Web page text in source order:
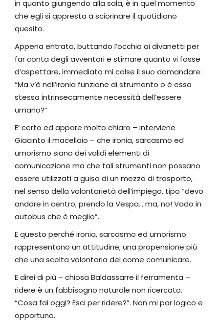
in quanto giungendo alla sala, è in quel momento
che egli si appresta a sciorinare il quotidiano
quesito.
Appena entrato, buttando l’occhio ai divanetti per
far conta degli avventori e stimare quanto vi fosse
d’aspettare, immediato mi colse il suo domandare:
“Ma v’è nell’ironia funzione di strumento o è essa
stessa intrinsecamente necessità dell’essere
umano?”
E’ certo ed appare molto chiaro – interviene
Giacinto il macellaio – che ironia, sarcasmo ed
umorismo siano dei validi elementi di
comunicazione ma che tali strumenti non possano
essere utilizzati a guisa di un mezzo di trasporto,
nel senso della volontarietà dell’impiego, tipo “devo
andare in centro, prendo la Vespa… ma, no! Vado in
autobus che è meglio”.
E questo perché ironia, sarcasmo ed umorismo
rappresentano un attitudine, una propensione più
che una scelta volontaria del come comunicare.
E direi di più – chiosa Baldassarre il ferramenta –
ridere è un fabbisogno naturale non ricercato.
“Cosa fai oggi? Esci per ridere?”. Non mi par logico e
opportuno.